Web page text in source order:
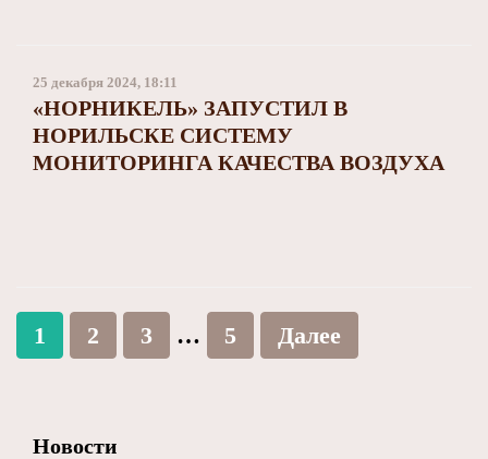
25 декабря 2024, 18:11
«НОРНИКЕЛЬ» ЗАПУСТИЛ В
НОРИЛЬСКЕ СИСТЕМУ
МОНИТОРИНГА КАЧЕСТВА ВОЗДУХА
1 2 3 … 5 Далее
Новости